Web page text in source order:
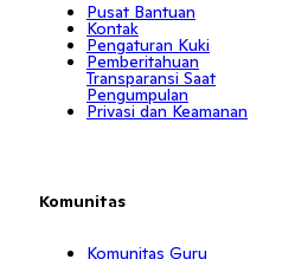
Pusat Bantuan
Kontak
Pengaturan Kuki
Pemberitahuan
Transparansi Saat
Pengumpulan
Privasi dan Keamanan
Komunitas
Komunitas Guru